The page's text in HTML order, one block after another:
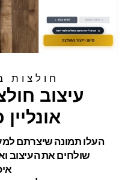
חולצות
עיצוב
העלו תמונה שיצרתם
שולחים את העיצוב